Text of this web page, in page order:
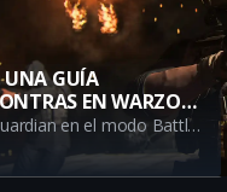
GUÍA
EN WARZONE
Una exploración exhaustiva de la MX Guardian en el modo Battle Royale de Warzone. Este análisis completo discute los pros y contras para ayudar a los jugadores a maximizar su rendimiento en el campo de batalla. Manténgase actualizado con las tácticas de juegos más efectivas.